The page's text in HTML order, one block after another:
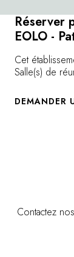
Contactez
L'Argentine
contrastés.
Réserver
EOLO -
Cet
Salle(s) de
DEMANDER